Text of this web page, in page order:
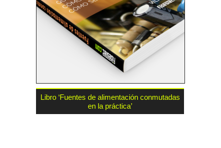
Libro ‘Fuentes de alimentación conmutadas
en la práctica’